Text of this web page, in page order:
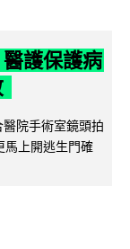
護保護病
院手術室鏡頭拍
馬上開逃生門確